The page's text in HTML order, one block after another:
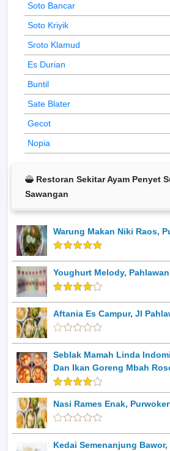
Soto Bancar
Soto Kriyik
Sroto Klamud
Es Durian
Buntil
Sate Blater
Gecot
Nopia
Restoran Sekitar Ayam Penyet
Sawangan
Warung Makan Niki Raos,
Youghurt Melody, Pahlawan
Aftania Es Campur, Jl
Seblak Mamah Linda
Dan Ikan Goreng Mbah
Nasi Rames Enak,
Kedai Semenanjung